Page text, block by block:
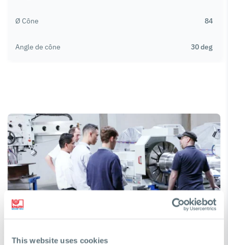
This website uses cookies
Ø Cône 84
Angle de cône 30 deg
Besoin d'aide pour trouver une machine ?